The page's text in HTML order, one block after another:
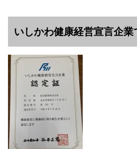
いしかわ健康経営宣言企業